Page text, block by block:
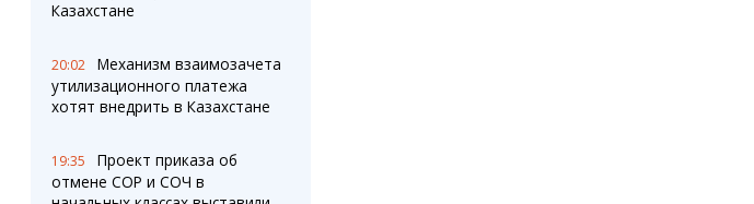
Штрихи
Коллаж недели
Ешкин гороскоп
Медиа
Фото
Казахстане
20:02
Механизм взаимозачета
утилизационного платежа
хотят внедрить в Казахстане
19:35
Проект приказа об
отмене СОР и СОЧ в